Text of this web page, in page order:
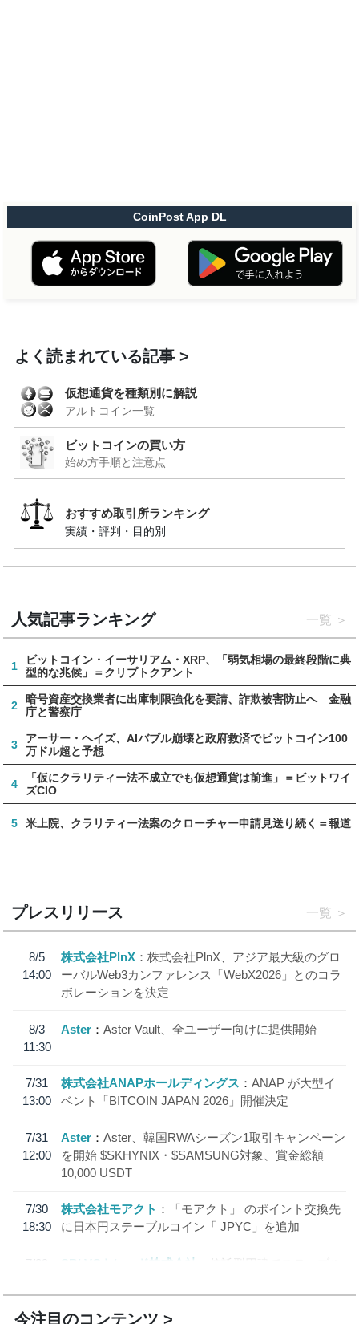
CoinPost App DL
よく読まれている記事
仮想通貨を種類別に解説
アルトコイン一覧
ビットコインの買い方
始め方手順と注意点
おすすめ取引所ランキング
実績・評判・目的別
人気記事ランキング 一覧
1
ビットコイン・イーサリアム・XRP、「弱気相場の最終段階に典
型的な兆候」＝クリプトクアント
2
暗号資産交換業者に出庫制限強化を要請、詐欺被害防止へ 金融
庁と警察庁
3
アーサー・ヘイズ、AIバブル崩壊と政府救済でビットコイン100
万ドル超と予想
4
「仮にクラリティー法不成立でも仮想通貨は前進」＝ビットワイ
ズCIO
5 米上院、クラリティー法案のクローチャー申請見送り続く＝報道
プレスリリース 一覧
8/5
14:00
株式会社PlnX
株式会社PlnX、アジア最大級のグロ
ーバルWeb3カンファレンス「WebX2026」とのコラ
ボレーションを決定
8/3
11:30
Aster Aster Vault、全ユーザー向けに提供開始
7/31
13:00
株式会社ANAPホールディングス
ANAP が大型イ
ベント「BITCOIN JAPAN 2026」開催決定
7/31
12:00
Aster
Aster、韓国RWAシーズン1取引キャンペーン
を開始 $SKHYNIX・$SAMSUNG対象、賞金総額
10,000 USDT
7/30
18:30
株式会社モアクト
「モアクト」 のポイント交換先
に日本円ステーブルコイン「 JPYC」を追加
7/29
SBI VCトレード株式会社
信託型円建てステーブル
今注目のコンテンツ